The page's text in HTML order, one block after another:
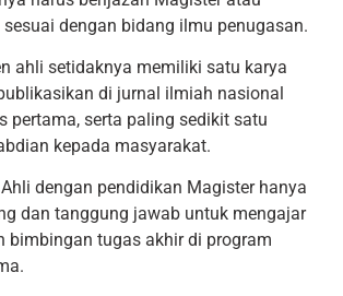
dengan bidang ilmu penugasan.
ahli setidaknya memiliki satu karya
di jurnal ilmiah nasional
pertama, serta paling sedikit satu
kepada masyarakat.
dengan pendidikan Magister hanya
dan tanggung jawab untuk mengajar
bimbingan tugas akhir di program